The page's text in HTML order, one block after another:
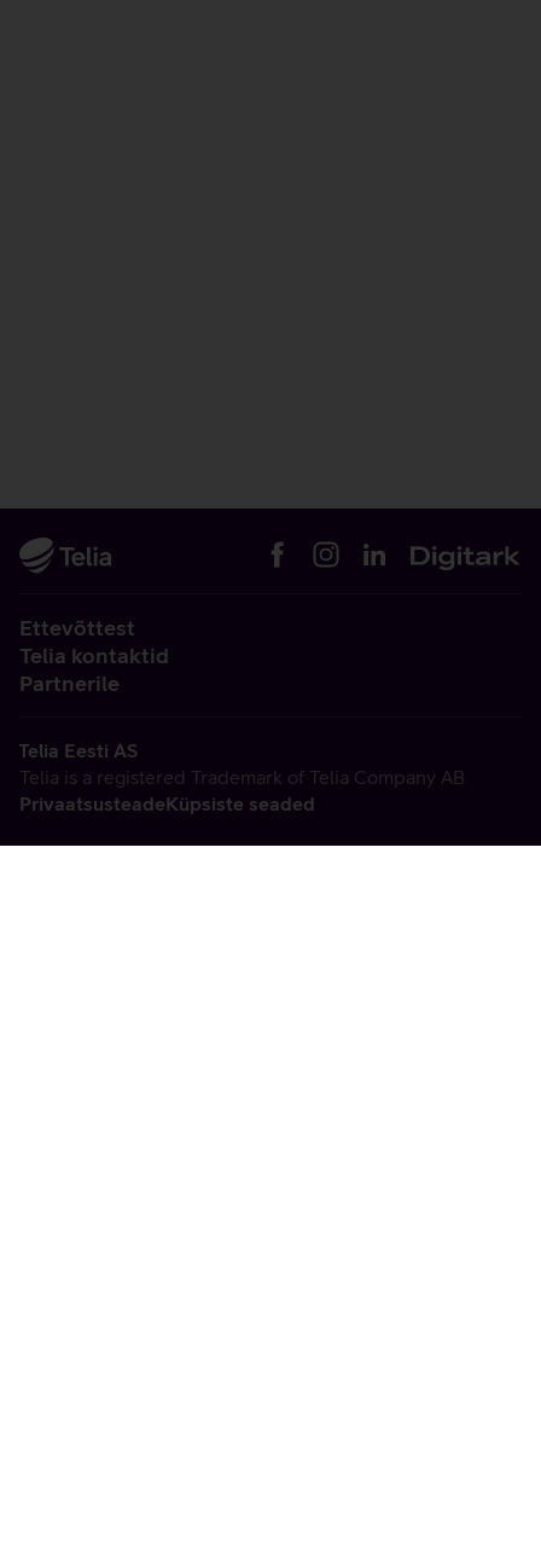
Ettevõttest
Telia kontaktid
Partnerile
Telia Eesti AS
Telia is a registered Trademark of Telia Company AB
PrivaatsusteadeKüpsiste seaded